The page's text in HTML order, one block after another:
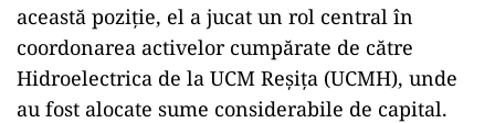
această poziție, el a jucat un rol central în
coordonarea activelor cumpărate de către
Hidroelectrica de la UCM Reșița (UCMH), unde
au fost alocate sume considerabile de capital.